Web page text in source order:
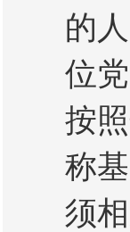
的
位
按
称
须